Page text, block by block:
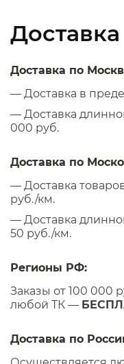
Доставка
Доставка по
— Доставка в
— Доставка
000 руб.
Доставка по
— Доставка
руб./км.
— Доставка
50 руб./км.
Регионы РФ:
Заказы от 100 000
любой ТК —
Доставка по